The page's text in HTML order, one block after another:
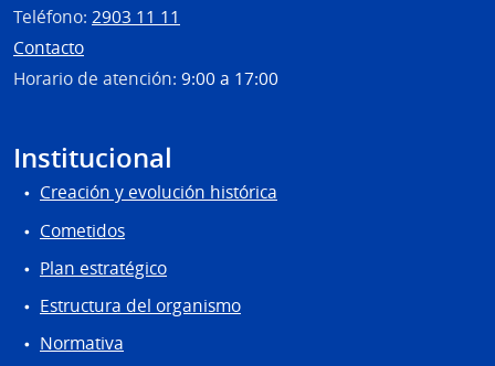
Teléfono: 2903 11 11
Contacto
Horario de atención: 9:00 a 17:00
Institucional
Creación y evolución histórica
Cometidos
Plan estratégico
Estructura del organismo
Normativa